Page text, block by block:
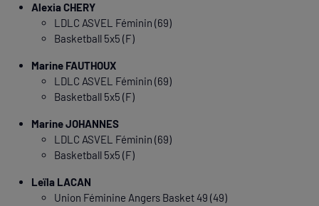
Alexia CHERY
LDLC ASVEL Féminin (69)
Basketball 5x5 (F)
Marine FAUTHOUX
LDLC ASVEL Féminin (69)
Basketball 5x5 (F)
Marine JOHANNES
LDLC ASVEL Féminin (69)
Basketball 5x5 (F)
Leïla LACAN
Union Féminine Angers Basket 49 (49)